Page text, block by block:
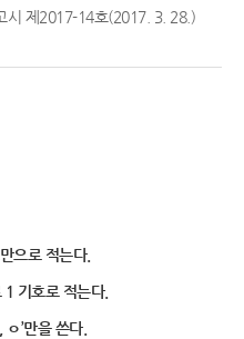
시 제2017-14호(2017. 3. 28.)
으로 적는다.
기호로 적는다.
’만을 쓴다.